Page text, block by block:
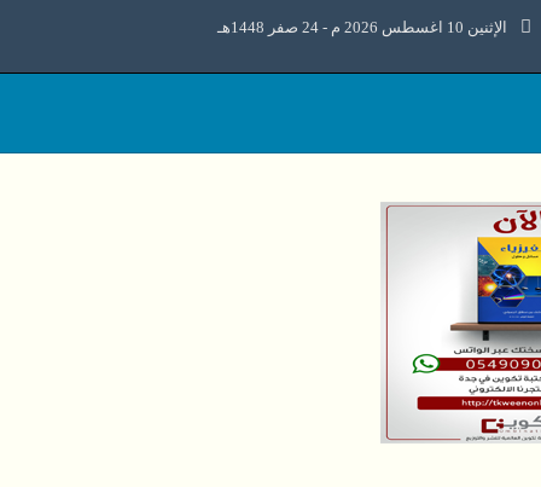
الإثنين 10 اغسطس 2026 م - 24 صفر 1448هـ